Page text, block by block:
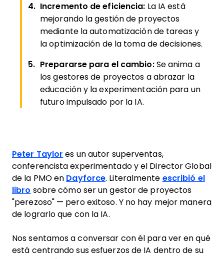
Incremento de eficiencia: La IA está
mejorando la gestión de proyectos
mediante la automatización de tareas y
la optimización de la toma de decisiones.
Prepararse para el cambio: Se anima a
los gestores de proyectos a abrazar la
educación y la experimentación para un
futuro impulsado por la IA.
Peter Taylor es un autor superventas,
conferencista experimentado y el Director Global
de la PMO en Dayforce. Literalmente escribió el
libro sobre cómo ser un gestor de proyectos
"perezoso" — pero exitoso. Y no hay mejor manera
de lograrlo que con la IA.
Nos sentamos a conversar con él para ver en qué
está centrando sus esfuerzos de IA dentro de su